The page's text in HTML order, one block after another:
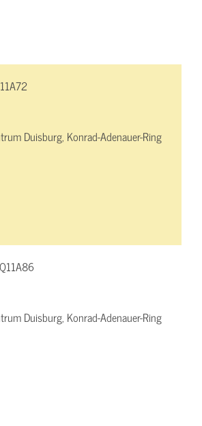
Duisburg, Konrad-Adenauer-Ring
Duisburg, Konrad-Adenauer-Ring